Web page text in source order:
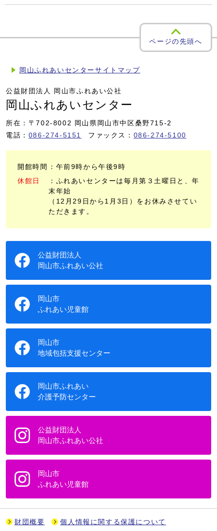
ページの先頭へ
岡山ふれあいセンターサイトマップ
公益財団法人 岡山市ふれあい公社
岡山ふれあいセンター
所在：〒702-8002 岡山県岡山市中区桑野715-2
電話： 086-274-5151 ファックス： 086-274-5100
開館時間
：午前9時から午後9時
休館日
：ふれあいセンターは毎月第３土曜日と、年
末年始
（12月29日から1月3日）をお休みさせてい
ただきます。
公益財団法人
岡山市ふれあい公社
岡山市
ふれあい児童館
岡山市
地域包括支援センター
岡山市ふれあい
介護予防センター
公益財団法人
岡山市ふれあい公社
岡山市
ふれあい児童館
財団概要 個人情報に関する保護について